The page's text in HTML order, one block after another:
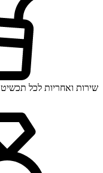
שירות ואחריות לכל תכשיט